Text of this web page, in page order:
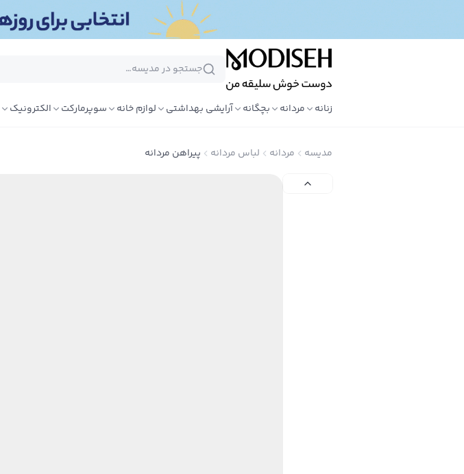
زنانه مردانه بچگانه آرایشی بهداشتی لوازم خانه سوپرمارکت الکترونیک
مدیسه مردانه لباس مردانه پیراهن مردانه